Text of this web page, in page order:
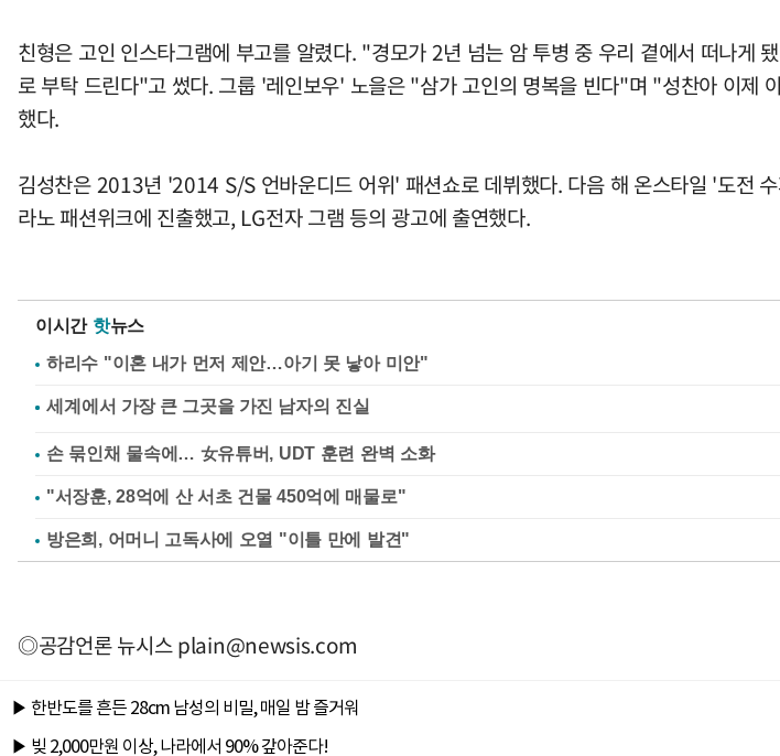
친형은 고인 인스타그램에 부고를 알렸다. "경모가 2년 넘는 암 투병 중 우리 곁에서 떠나게
로 부탁 드린다"고 썼다. 그룹 '레인보우' 노을은 "삼가 고인의 명복을 빈다"며 "성찬아 이제
했다.
김성찬은 2013년 '2014 S/S 언바운디드 어위' 패션쇼로 데뷔했다. 다음 해 온스타일 '도전
라노 패션위크에 진출했고, LG전자 그램 등의 광고에 출연했다.
이시간 핫뉴스
하리수 "이혼 내가 먼저 제안…아기 못 낳아 미안"
손 묶인채 물속에… 女유튜버, UDT 훈련 완벽 소화
"서장훈, 28억에 산 서초 건물 450억에 매물로"
방은희, 어머니 고독사에 오열 "이틀 만에 발견"
◎공감언론 뉴시스plain@newsis.com